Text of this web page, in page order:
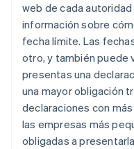
web de cada
información sobre
fecha límite. Las
otro, y también puede
presentas una
una mayor obligación
declaraciones con
las empresas más
obligadas a